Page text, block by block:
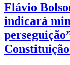
Flávio
indicará